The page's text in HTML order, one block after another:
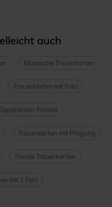
auch
Klassische Trauerkarten
Trauerkarten mit Foto
Format
Trauerkarten mit Prägung
Florale Trauerkarten
mit 1 Foto